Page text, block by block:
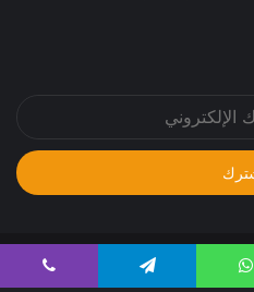
2024م
تيلقرام ڤايبر